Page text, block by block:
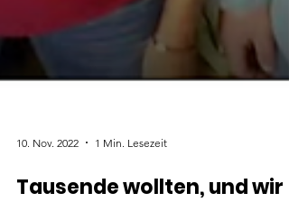
10. Nov. 2022 1 Min. Lesezeit